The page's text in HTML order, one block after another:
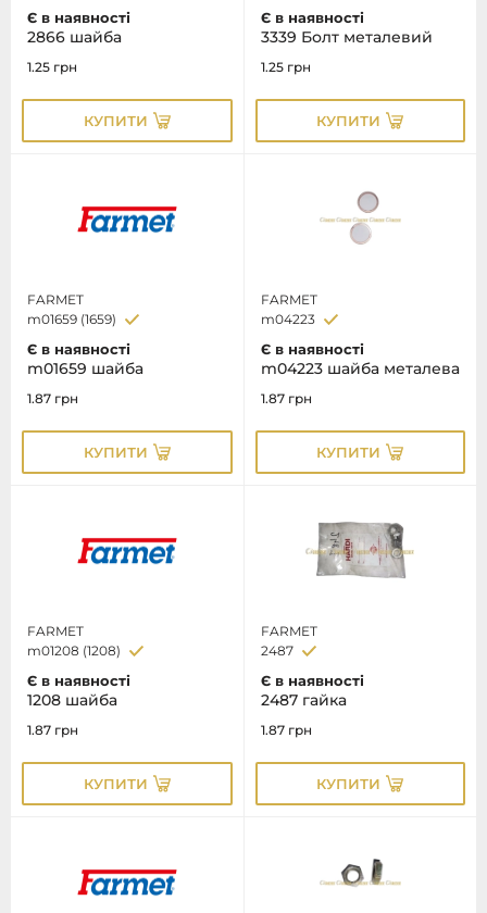
Є в наявності
2866 шайба
1.25 грн
КУПИТИ
Є в наявності
3339 Болт металевий
1.25 грн
КУПИТИ
FARMET
m01659 (1659)
Є в наявності
m01659 шайба
1.87 грн
КУПИТИ
FARMET
m04223
Є в наявності
m04223 шайба металева
1.87 грн
КУПИТИ
FARMET
m01208 (1208)
Є в наявності
1208 шайба
1.87 грн
КУПИТИ
FARMET
2487
Є в наявності
2487 гайка
1.87 грн
КУПИТИ